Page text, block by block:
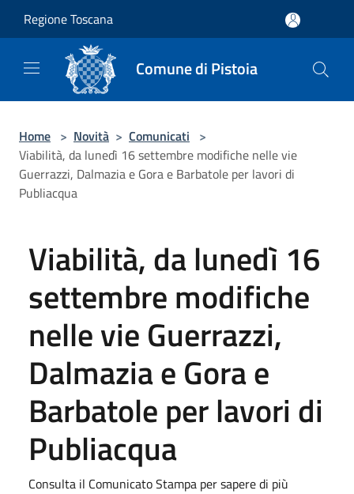
Regione Toscana
Comune di Pistoia
Home > Novità > Comunicati >
Viabilità, da lunedì 16 settembre modifiche nelle vie
Guerrazzi, Dalmazia e Gora e Barbatole per lavori di
Publiacqua
Viabilità, da lunedì 16
settembre modifiche
nelle vie Guerrazzi,
Dalmazia e Gora e
Barbatole per lavori di
Publiacqua
Consulta il Comunicato Stampa per sapere di più